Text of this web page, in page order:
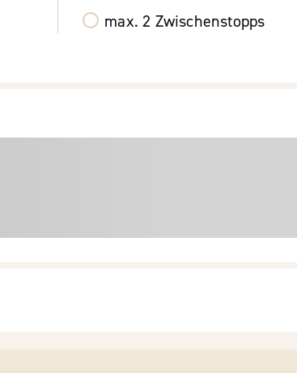
max. 2 Zwischenstopps